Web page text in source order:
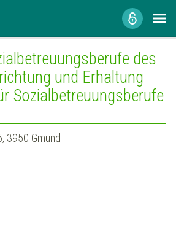
des
und Erhaltung
Sozialbetreuungsberufe
3950 Gmünd